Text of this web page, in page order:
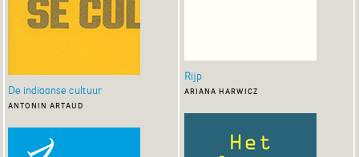
De indiaanse cultuur
antonin artaud
Rijp
ariana harwicz